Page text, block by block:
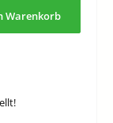
die Schaltflächen um
Warenkorb